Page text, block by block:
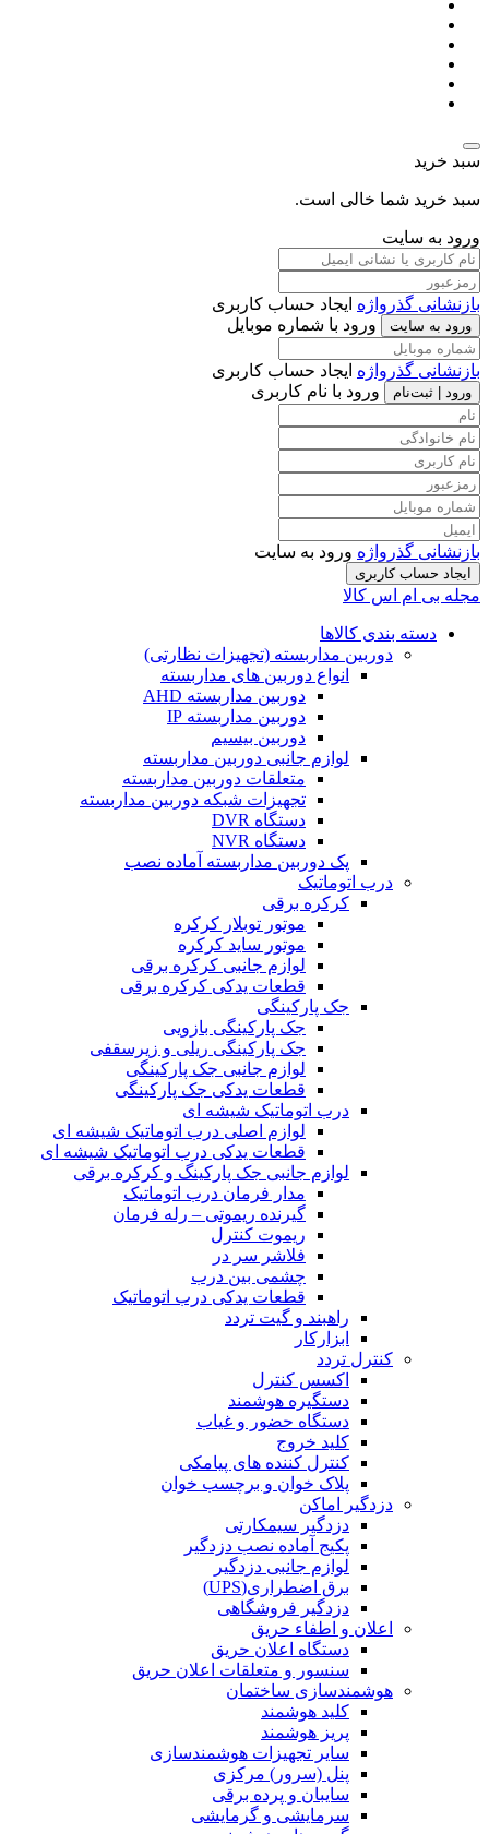
سبد خرید
سبد خرید شما خالی است.
ورود به سایت
بازنشانی گذرواژه ایجاد حساب کاربری
ورود به سایت ورود با شماره موبایل
بازنشانی گذرواژه ایجاد حساب کاربری
ورود | ثبت‌نام ورود با نام کاربری
بازنشانی گذرواژه ورود به سایت
ایجاد حساب کاربری
مجله بی ام اس کالا
دسته بندی کالاها
دوربین مداربسته (تجهیزات نظارتی)
انواع دوربین های مداربسته
دوربین مداربسته AHD
دوربین مداربسته IP
دوربین بیسیم
لوازم جانبی دوربین مداربسته
متعلقات دوربین مداربسته
تجهیزات شبکه دوربین مداربسته
دستگاه DVR
دستگاه NVR
پک دوربین مداربسته آماده نصب
درب اتوماتیک
کرکره برقی
موتور توبلار کرکره
موتور ساید کرکره
لوازم جانبی کرکره برقی
قطعات یدکی کرکره برقی
جک پارکینگی
جک پارکینگی بازویی
جک پارکینگی ریلی و زیرسقفی
لوازم جانبی جک پارکینگی
قطعات یدکی جک پارکینگی
درب اتوماتیک شیشه ای
لوازم اصلی درب اتوماتیک شیشه ای
قطعات یدکی درب اتوماتیک شیشه ای
لوازم جانبی جک پارکینگ و کرکره برقی
مدار فرمان درب اتوماتیک
گیرنده ریموتی – رله فرمان
ریموت کنترل
فلاشر سر در
چشمی بین درب
قطعات یدکی درب اتوماتیک
راهبند و گیت تردد
ابزارکار
کنترل تردد
اکسس کنترل
دستگیره هوشمند
دستگاه حضور و غیاب
کلید خروج
کنترل کننده های پیامکی
پلاک خوان و برچسب خوان
دزدگیر اماکن
دزدگیر سیمکارتی
پکیج آماده نصب دزدگیر
لوازم جانبی دزدگیر
برق اضطراری(UPS)
دزدگیر فروشگاهی
اعلان و اطفاء حریق
دستگاه اعلان حریق
سنسور و متعلقات اعلان حریق
هوشمندسازی ساختمان
کلید هوشمند
پریز هوشمند
سایر تجهیزات هوشمندسازی
پنل (سرور) مرکزی
سایبان و پرده برقی
سرمایشی و گرمایشی